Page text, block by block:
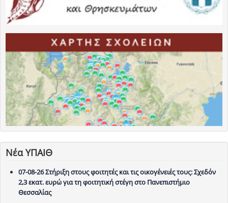
Νέα ΥΠΑΙΘ
07-08-26 Στήριξη στους φοιτητές και τις οικογένειές τους: Σχεδόν
2,3 εκατ. ευρώ για τη φοιτητική στέγη στο Πανεπιστήμιο
Θεσσαλίας